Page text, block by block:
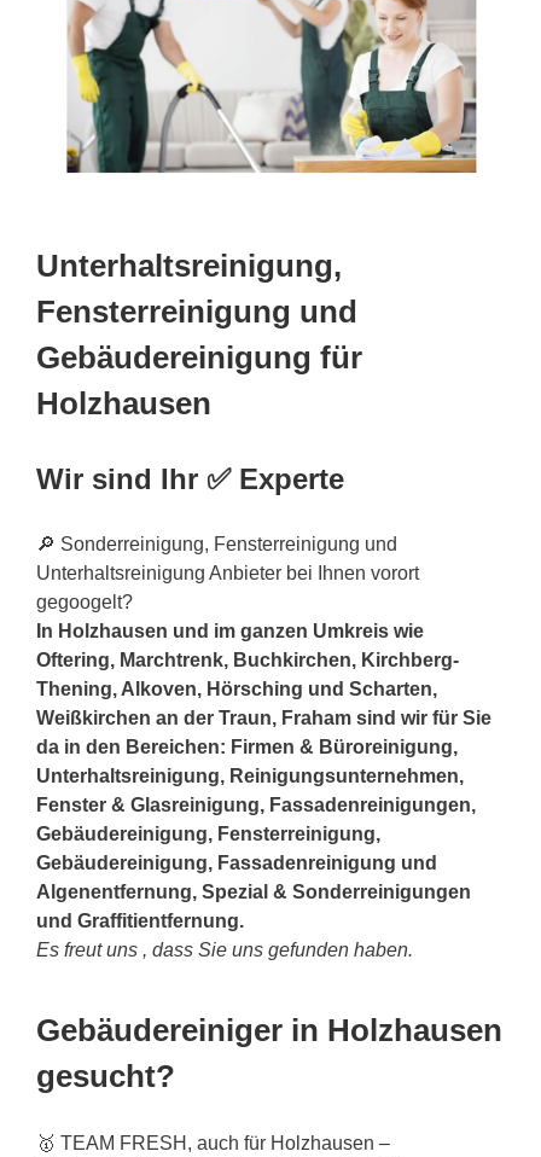
Unterhaltsreinigung,
Fensterreinigung und
Gebäudereinigung für
Holzhausen
Wir sind Ihr ✅ Experte
🔎 Sonderreinigung, Fensterreinigung und
Unterhaltsreinigung Anbieter bei Ihnen vorort
gegoogelt?
In Holzhausen und im ganzen Umkreis wie
Oftering, Marchtrenk, Buchkirchen, Kirchberg-
Thening, Alkoven, Hörsching und Scharten,
Weißkirchen an der Traun, Fraham sind wir für Sie
da in den Bereichen: Firmen & Büroreinigung,
Unterhaltsreinigung, Reinigungsunternehmen,
Fenster & Glasreinigung, Fassadenreinigungen,
Gebäudereinigung, Fensterreinigung,
Gebäudereinigung, Fassadenreinigung und
Algenentfernung, Spezial & Sonderreinigungen
und Graffitientfernung.
Es freut uns , dass Sie uns gefunden haben.
Gebäudereiniger in Holzhausen
gesucht?
🥇 TEAM FRESH, auch für Holzhausen –